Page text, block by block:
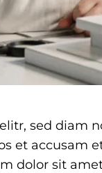
sed
et accusam
dolor sit